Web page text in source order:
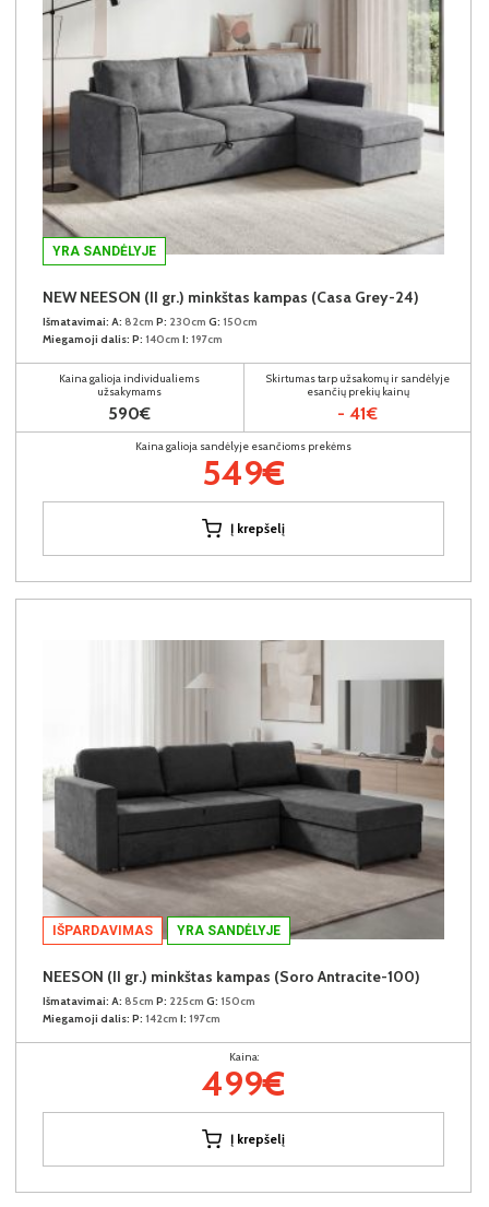
YRA SANDĖLYJE
NEW NEESON (II gr.) minkštas kampas (Casa Grey-24)
Išmatavimai: A: 82cm P: 230cm G: 150cm
Miegamoji dalis: P: 140cm I: 197cm
Kaina galioja individualiems
užsakymams
590€
Skirtumas tarp užsakomų ir sandėlyje
esančių prekių kainų
- 41€
Kaina galioja sandėlyje esančioms prekėms
549€
Į krepšelį
IŠPARDAVIMAS YRA SANDĖLYJE
NEESON (II gr.) minkštas kampas (Soro Antracite-100)
Išmatavimai: A: 85cm P: 225cm G: 150cm
Miegamoji dalis: P: 142cm I: 197cm
Kaina:
499€
Į krepšelį